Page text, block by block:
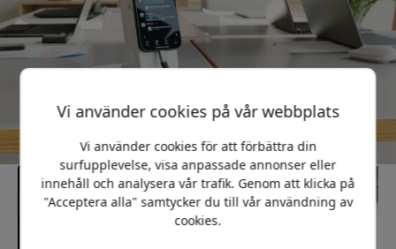
Vi använder cookies på vår webbplats
Vi använder cookies för att förbättra din
surfupplevelse, visa anpassade annonser eller
innehåll och analysera vår trafik. Genom att klicka på
"Acceptera alla" samtycker du till vår användning av
cookies.